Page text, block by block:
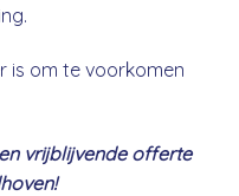
is om te voorkomen
vrijblijvende offerte